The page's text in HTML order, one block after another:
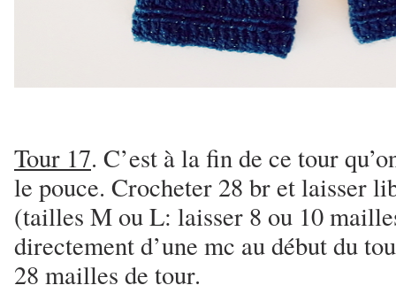
Tour 17. C’est à la fin de ce tour
le pouce. Crocheter 28 br et laisser
(tailles M ou L: laisser 8 ou 10
directement d’une mc au début du
28 mailles de tour.